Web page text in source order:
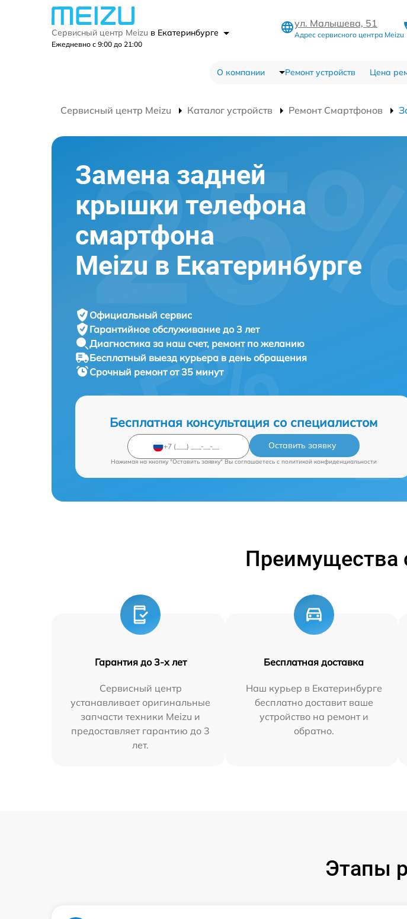
Сервисный центр Meizu в Екатеринбурге
Ежедневно с 9:00 до 21:00
ул. Малышева, 51
Адрес сервисного центра Meizu
О компании Ремонт устройств Цена
Сервисный центр Meizu Каталог устройств Ремонт Смартфонов
Замена задней
крышки телефона
смартфона
Meizu в Екатеринбурге
Официальный сервис
Гарантийное обслуживание до 3 лет
Диагностика за наш счет, ремонт по желанию
Бесплатный выезд курьера в день обращения
Срочный ремонтот 35 минут
Бесплатная консультация со специалистом
Оставить заявку
Нажимая на кнопку "Оставить заявку" Вы соглашаетесь c политикой конфиденциальности
Преимущества
Гарантия до 3-х лет
Сервисный центр
устанавливает оригинальные
запчасти техники Meizu и
предоставляет гарантию до 3
лет.
Бесплатная доставка
Наш курьер в Екатеринбурге
бесплатно доставит ваше
устройство на ремонт и
обратно.
Этапы